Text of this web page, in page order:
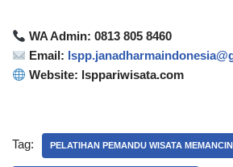
WA Admin: 0813 805 8460
Email:
Website: lsppariwisata.com
Tag: PELATIHAN PEMANDU WISATA